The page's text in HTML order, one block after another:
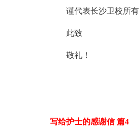
谨代表长沙卫校所
此致
敬礼！
写给护士的感谢信 篇4